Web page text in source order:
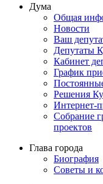
Дума
Общая
Новости
Ваш
Депутаты
Кабинет
График
Решения
Интернет-
Собрание
проектов
Глава города
Биография
Советы и